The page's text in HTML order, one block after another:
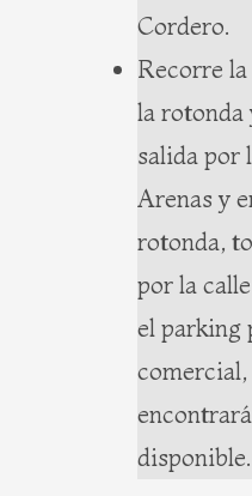
Cordero.
Recorre
la rotonda
salida por
Arenas y
rotonda,
por la
el parking
disponible.